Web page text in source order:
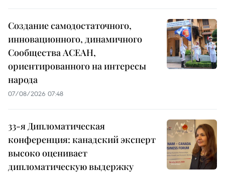
Создание самодостаточного,
инновационного, динамичного
Сообщества АСЕАН,
ориентированного на интересы
народа
07/08/2026 07:48
33-я Дипломатическая
конференция: канадский эксперт
высоко оценивает
дипломатическую выдержку